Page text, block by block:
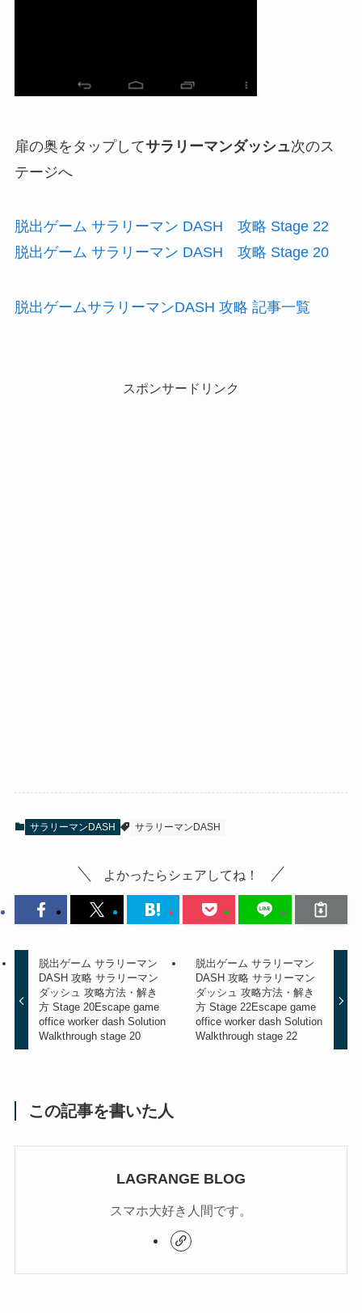
扉の奥をタップしてサラリーマンダッシュ次のス
テージへ
脱出ゲーム サラリーマン DASH 攻略 Stage 22
脱出ゲーム サラリーマン DASH 攻略 Stage 20
脱出ゲームサラリーマンDASH 攻略 記事一覧
スポンサードリンク
サラリーマンDASH サラリーマンDASH
よかったらシェアしてね！
脱出ゲーム サラリーマン
DASH 攻略 サラリーマン
ダッシュ 攻略方法・解き
方 Stage 20Escape game
office worker dash Solution
Walkthrough stage 20
脱出ゲーム サラリーマン
DASH 攻略 サラリーマン
ダッシュ 攻略方法・解き
方 Stage 22Escape game
office worker dash Solution
Walkthrough stage 22
この記事を書いた人
LAGRANGE BLOG
スマホ大好き人間です。